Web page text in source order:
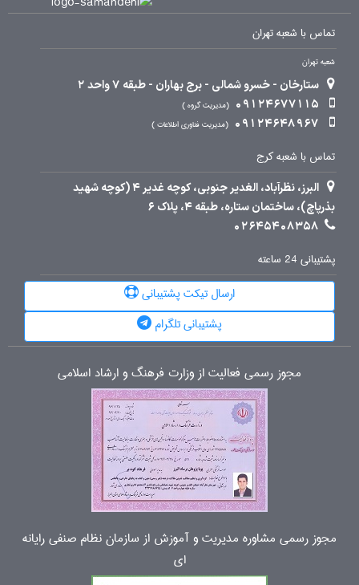
تماس با شعبه تهران
شعبه تهران
ستارخان - خسرو شمالی - برج بهاران - طبقه 7 واحد 2
09124677115
مدیریت گروه
09124648967 مدیریت فناوری اطلاعات
تماس با شعبه کرج
البرز، نظرآباد، الغدیر جنوبی، کوچه غدیر 4 (کوچه شهید
بذرپاچ)، ساختمان ستاره، طبقه 4، پلاک 6
02645408358
پشتیبانی 24 ساعته
ارسال تیکت پشتیبانی
پشتیبانی تلگرام
مجوز رسمی فعالیت از وزارت فرهنگ و ارشاد اسلامی
مجوز رسمی مشاوره مدیریت و آموزش از سازمان نظام صنفی رایانه
ای